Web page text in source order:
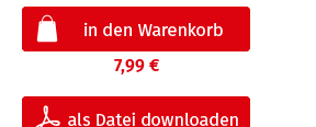
7,99 €